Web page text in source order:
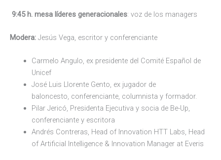
9:45 h. mesa líderes generacionales: voz de los managers
Modera: Jesús Vega, escritor y conferenciante
Carmelo Angulo, ex presidente del Comité Español de
Unicef
José Luis Llorente Gento, ex jugador de
baloncesto, conferenciante, columnista y formador.
Pilar Jericó, Presidenta Ejecutiva y socia de Be-Up,
conferenciante y escritora
Andrés Contreras, Head of Innovation HTT Labs, Head
of Artificial Intelligence & Innovation Manager at Everis